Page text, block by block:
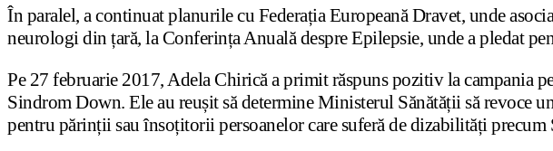
În paralel, a continuat planurile cu Federația Europeană Dravet, unde
neurologi din țară, la Conferința Anuală despre Epilepsie, unde a pledat
Pe 27 februarie 2017, Adela Chirică a primit răspuns pozitiv la campania
Sindrom Down. Ele au reușit să determine Ministerul Sănătății să revoce
pentru părinții sau însoțitorii persoanelor care suferă de dizabilități